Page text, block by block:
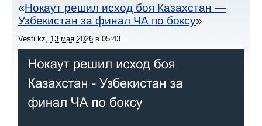
Нокаут решил исход боя Казахстан —
Узбекистан за финал ЧА по боксу
Vesti.kz, 13 мая 2026 в 05:43